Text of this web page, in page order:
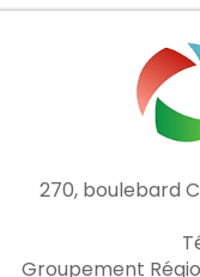
270, boulebard
Groupement